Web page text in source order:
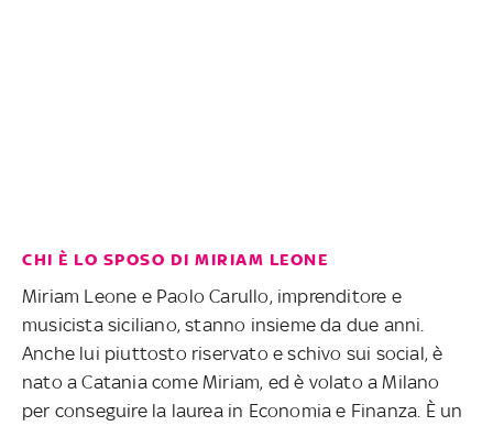
CHI È LO SPOSO DI MIRIAM LEONE
Miriam Leone e Paolo Carullo, imprenditore e
musicista siciliano, stanno insieme da due anni.
Anche lui piuttosto riservato e schivo sui social, è
nato a Catania come Miriam, ed è volato a Milano
per conseguire la laurea in Economia e Finanza. È un